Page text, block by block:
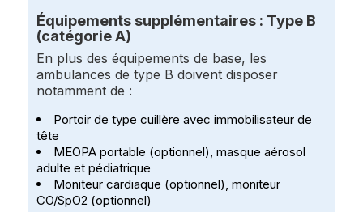
Équipements supplémentaires : Type B
(catégorie A)
En plus des équipements de base, les
ambulances de type B doivent disposer
notamment de :
Portoir de type cuillère avec immobilisateur de
tête
MEOPA portable (optionnel), masque aérosol
adulte et pédiatrique
Moniteur cardiaque (optionnel), moniteur
CO/SpO2 (optionnel)